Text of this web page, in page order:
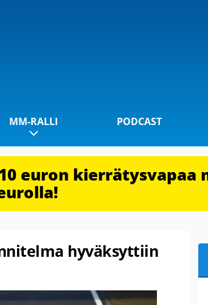
MM-RALLI PODCAST
euron kierrätysvapaa
hyväksyttiin